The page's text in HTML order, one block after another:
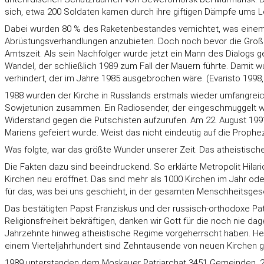
sich, etwa 200 Soldaten kamen durch ihre giftigen Dämpfe ums
Dabei wurden 80 % des Raketenbestandes vernichtet, was
Abrüstungsverhandlungen anzubieten. Doch noch bevor die
Amtszeit. Als sein Nachfolger wurde jetzt ein Mann des Dialogs
Wandel, der schließlich 1989 zum Fall der Mauern führte. Damit
verhindert, der im Jahre 1985 ausgebrochen wäre. (Evaristo
1988 wurden der Kirche in Russlands erstmals wieder
Sowjetunion zusammen. Ein Radiosender, der
Widerstand gegen die Putschisten aufzurufen. Am 22. August
Mariens gefeiert wurde. Weist das nicht eindeutig auf die
Was folgte, war das größte Wunder unserer Zeit. Das
Die Fakten dazu sind beeindruckend. So erklärte Metropolit
Kirchen neu eröffnet. Das sind mehr als 1000 Kirchen im Jahr
für das, was bei uns geschieht, in der gesamten
Das bestätigten Papst Franziskus und der russisch-orthodoxe
Religionsfreiheit bekräftigen, danken wir Gott für die noch nie
Jahrzehnte hinweg atheistische Regime vorgeherrscht haben.
einem Vierteljahrhundert sind Zehntausende von neuen